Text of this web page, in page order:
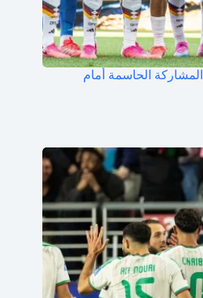
الحاسمة أمام